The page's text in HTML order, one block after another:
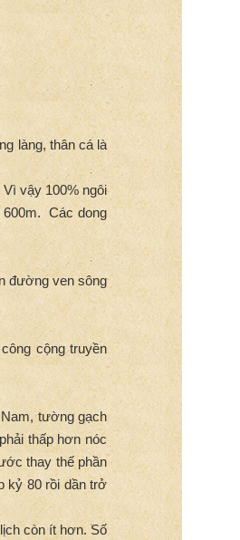
làng, thân cá là
vậy 100% ngôi
600m. Các dong
đường ven sông
cộng truyền
tường gạch
thấp hơn nóc
thay thế phần
kỷ 80 rồi dần trở
còn ít hơn. Số